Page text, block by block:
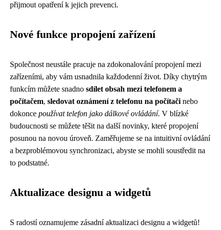
přijmout opatření k jejich prevenci.
Nové funkce propojení zařízení
Společnost neustále pracuje na zdokonalování propojení mezi
zařízeními, aby vám usnadnila každodenní život. Díky chytrým
funkcím můžete snadno sdílet obsah mezi telefonem a
počítačem, sledovat oznámení z telefonu na počítači nebo
dokonce používat telefon jako dálkové ovládání. V blízké
budoucnosti se můžete těšit na další novinky, které propojení
posunou na novou úroveň. Zaměřujeme se na intuitivní ovládání
a bezproblémovou synchronizaci, abyste se mohli soustředit na
to podstatné.
Aktualizace designu a widgetů
S radostí oznamujeme zásadní aktualizaci designu a widgetů!